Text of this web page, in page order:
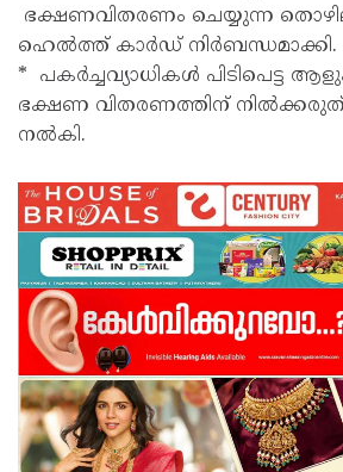
ഭക്ഷണവിതരണം ചെയ്യുന്ന
ഹെൽത്ത് കാർഡ് നിർബന്ധമാക്കി.
* പകർച്ചവ്യാധികൾ പിടിപെട്ട
ഭക്ഷണ വിതരണത്തിന് നിൽക്കരുത്
നൽകി.